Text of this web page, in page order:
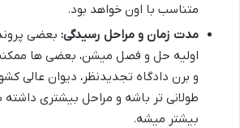
متناسب با اون خواهد بود.
مدت زمان و مراحل رسیدگی: بعضی
اولیه حل و فصل میشن، بعضی ها
و برن دادگاه تجدیدنظر، دیوان عالی
طولانی تر باشه و مراحل بیشتری
بیشتر میشه.